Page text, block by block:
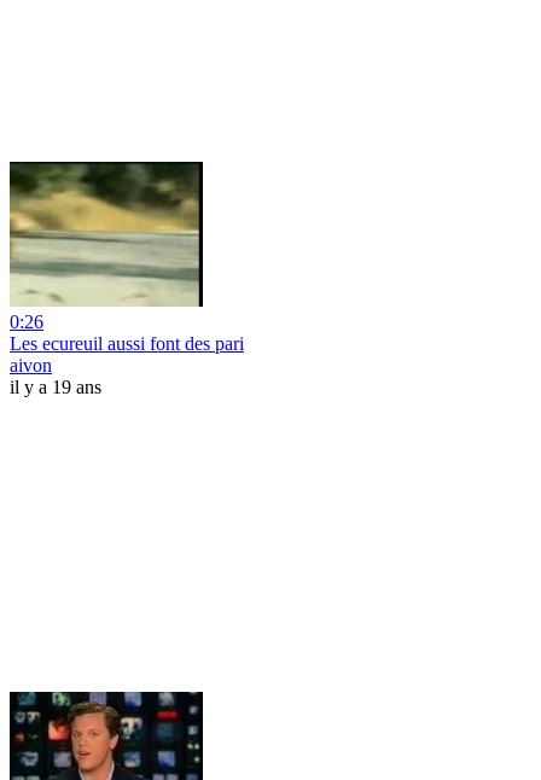
0:26
Les ecureuil aussi font des pari
aivon
il y a 19 ans